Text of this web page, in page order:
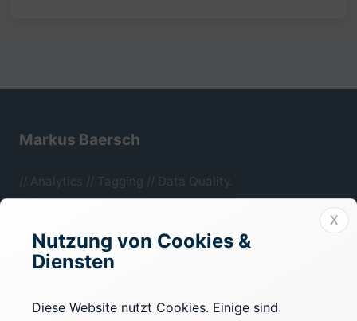
Markus Baersch
// Analytics // Tagging // Data Quality.
Mönchengladbach, NRW.
Rechtliches
Impressum
X
Nutzung von Cookies &
Diensten
Diese Website nutzt Cookies. Einige sind